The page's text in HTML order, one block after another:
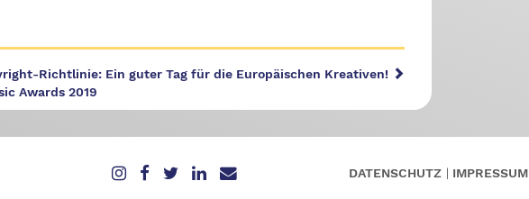
Richtlinie: Ein guter Tag für die Europäischen Kreativen!
Awards 2019
DATENSCHUTZ IMPRESSUM